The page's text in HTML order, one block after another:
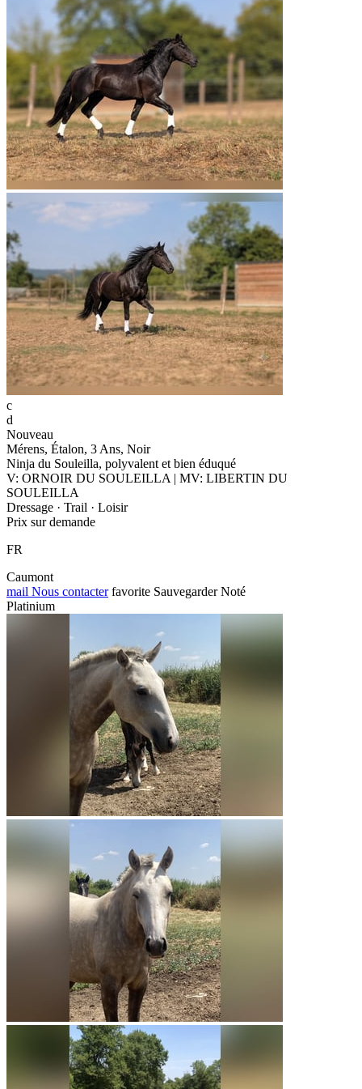
c
d
Nouveau
Mérens, Étalon, 3 Ans, Noir
Ninja du Souleilla, polyvalent et bien éduqué
V: ORNOIR DU SOULEILLA | MV: LIBERTIN DU
SOULEILLA
Dressage · Trail · Loisir
Prix sur demande
FR
Caumont
mail Nous contacter favorite Sauvegarder Noté
Platinium